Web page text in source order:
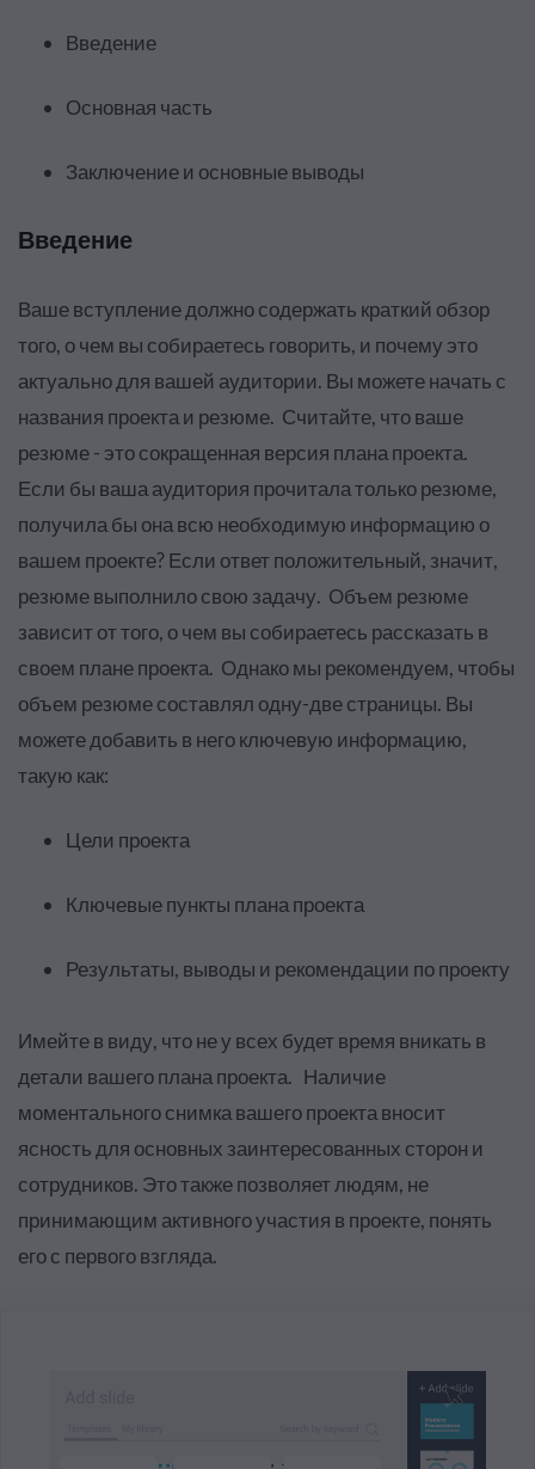
Введение
Основная часть
Заключение и основные выводы
Введение
Ваше вступление должно содержать краткий обзор
того, о чем вы собираетесь говорить, и почему это
актуально для вашей аудитории. Вы можете начать с
названия проекта и резюме. Считайте, что ваше
резюме - это сокращенная версия плана проекта.
Если бы ваша аудитория прочитала только резюме,
получила бы она всю необходимую информацию о
вашем проекте? Если ответ положительный, значит,
резюме выполнило свою задачу. Объем резюме
зависит от того, о чем вы собираетесь рассказать в
своем плане проекта. Однако мы рекомендуем, чтобы
объем резюме составлял одну-две страницы. Вы
можете добавить в него ключевую информацию,
такую как:
Цели проекта
Ключевые пункты плана проекта
Результаты, выводы и рекомендации по проекту
Имейте в виду, что не у всех будет время вникать в
детали вашего плана проекта. Наличие
моментального снимка вашего проекта вносит
ясность для основных заинтересованных сторон и
сотрудников. Это также позволяет людям, не
принимающим активного участия в проекте, понять
его с первого взгляда.